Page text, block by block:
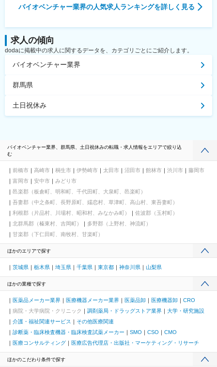
バイオベンチャー業界の人気求人ランキングを詳しく見る
求人の傾向
dodaに掲載中の求人に関するデータを、カテゴリごとにご紹介します。
バイオベンチャー業界
群馬県
土日祝休み
バイオベンチャー業界、群馬県、土日祝休みの転職・求人情報をエリアで絞り込
む
前橋市 高崎市 桐生市 伊勢崎市 太田市 沼田市 館林市 渋川市
藤岡市
富岡市
安中市
みどり市
邑楽郡（板倉町、明和町、千代田町、大泉町、邑楽町）
吾妻郡（中之条町、長野原町、嬬恋村、草津町、高山村、東吾妻町）
利根郡（片品村、川場村、昭和村、みなかみ町）
佐波郡（玉村町）
北群馬郡（榛東村、吉岡町）
多野郡（上野村、神流町）
甘楽郡（下仁田町、南牧村、甘楽町）
ほかのエリアで探す
茨城県 栃木県 埼玉県 千葉県 東京都 神奈川県 山梨県
ほかの業種で探す
医薬品メーカー業界 医療機器メーカー業界 医薬品卸 医療機器卸
CRO
病院・大学病院・クリニック
調剤薬局・ドラッグストア業界
大学・研究施設
介護・福祉関連サービス
その他医療関連
診断薬・臨床検査機器・臨床検査試薬メーカー
SMO CSO
CMO
医療コンサルティング
医療広告代理店・出版社・マーケティング・リサーチ
ほかのこだわり条件で探す